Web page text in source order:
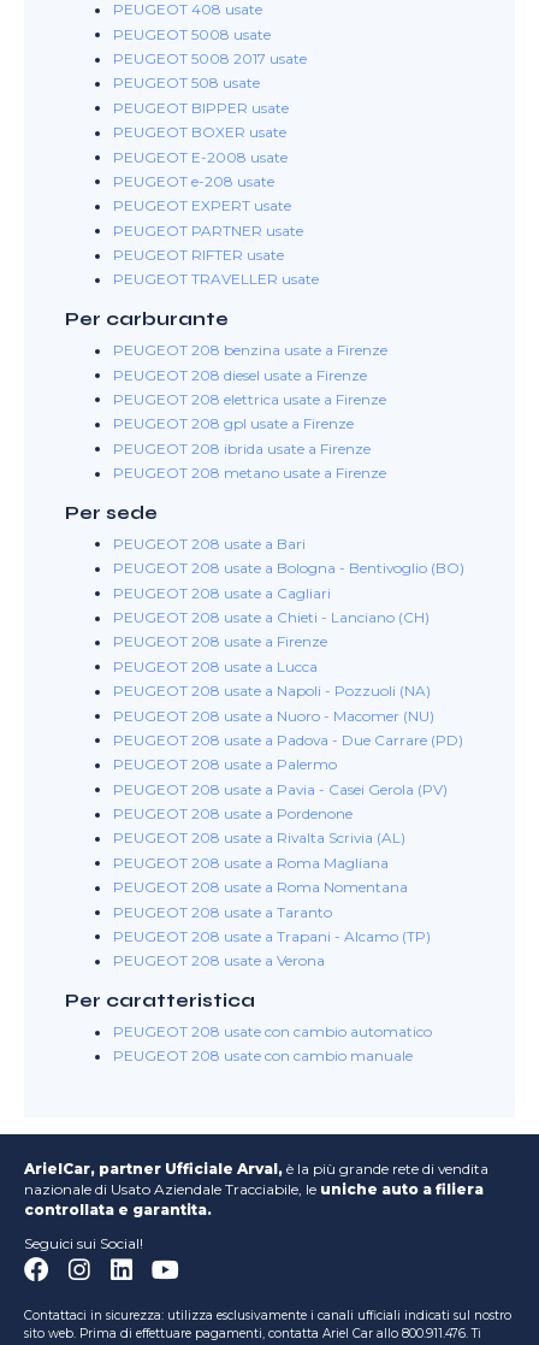
PEUGEOT 408 usate
PEUGEOT 5008 usate
PEUGEOT 5008 2017 usate
PEUGEOT 508 usate
PEUGEOT BIPPER usate
PEUGEOT BOXER usate
PEUGEOT E-2008 usate
PEUGEOT e-208 usate
PEUGEOT EXPERT usate
PEUGEOT PARTNER usate
PEUGEOT RIFTER usate
PEUGEOT TRAVELLER usate
Per carburante
PEUGEOT 208 benzina usate a Firenze
PEUGEOT 208 diesel usate a Firenze
PEUGEOT 208 elettrica usate a Firenze
PEUGEOT 208 gpl usate a Firenze
PEUGEOT 208 ibrida usate a Firenze
PEUGEOT 208 metano usate a Firenze
Per sede
PEUGEOT 208 usate a Bari
PEUGEOT 208 usate a Bologna - Bentivoglio (BO)
PEUGEOT 208 usate a Cagliari
PEUGEOT 208 usate a Chieti - Lanciano (CH)
PEUGEOT 208 usate a Firenze
PEUGEOT 208 usate a Lucca
PEUGEOT 208 usate a Napoli - Pozzuoli (NA)
PEUGEOT 208 usate a Nuoro - Macomer (NU)
PEUGEOT 208 usate a Padova - Due Carrare (PD)
PEUGEOT 208 usate a Palermo
PEUGEOT 208 usate a Pavia - Casei Gerola (PV)
PEUGEOT 208 usate a Pordenone
PEUGEOT 208 usate a Rivalta Scrivia (AL)
PEUGEOT 208 usate a Roma Magliana
PEUGEOT 208 usate a Roma Nomentana
PEUGEOT 208 usate a Taranto
PEUGEOT 208 usate a Trapani - Alcamo (TP)
PEUGEOT 208 usate a Verona
Per caratteristica
PEUGEOT 208 usate con cambio automatico
PEUGEOT 208 usate con cambio manuale
ArielCar, partner Ufficiale Arval, è la più grande rete di vendita
nazionale di Usato Aziendale Tracciabile, le uniche auto a filiera
controllata e garantita.
Seguici sui Social!
Contattaci in sicurezza: utilizza esclusivamente i canali ufficiali indicati sul nostro
sito web. Prima di effettuare pagamenti, contatta Ariel Car allo 800.911.476. Ti